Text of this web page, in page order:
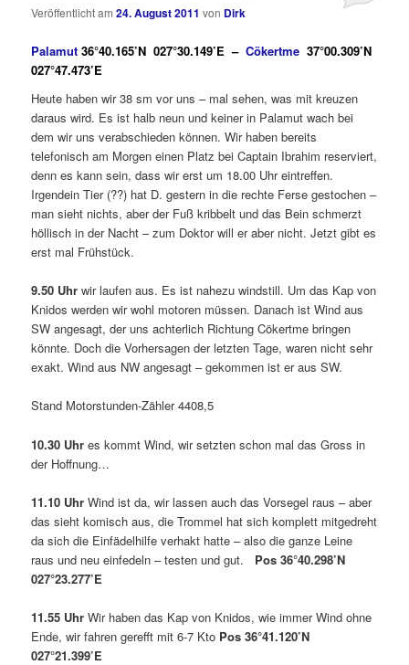
Veröffentlicht am24. August 2011 von Dirk
Palamut 36°40.165’N 027°30.149’E – Cökertme 37°00.309’N
027°47.473’E
Heute haben wir 38 sm vor uns – mal sehen, was mit kreuzen
daraus wird. Es ist halb neun und keiner in Palamut wach bei
dem wir uns verabschieden können. Wir haben bereits
telefonisch am Morgen einen Platz bei Captain Ibrahim reserviert,
denn es kann sein, dass wir erst um 18.00 Uhr eintreffen.
Irgendein Tier (??) hat D. gestern in die rechte Ferse gestochen –
man sieht nichts, aber der Fuß kribbelt und das Bein schmerzt
höllisch in der Nacht – zum Doktor will er aber nicht. Jetzt gibt es
erst mal Frühstück.
9.50 Uhr wir laufen aus. Es ist nahezu windstill. Um das Kap von
Knidos werden wir wohl motoren müssen. Danach ist Wind aus
SW angesagt, der uns achterlich Richtung Cökertme bringen
könnte. Doch die Vorhersagen der letzten Tage, waren nicht sehr
exakt. Wind aus NW angesagt – gekommen ist er aus SW.
Stand Motorstunden-Zähler 4408,5
10.30 Uhr es kommt Wind, wir setzten schon mal das Gross in
der Hoffnung…
11.10 Uhr Wind ist da, wir lassen auch das Vorsegel raus – aber
das sieht komisch aus, die Trommel hat sich komplett mitgedreht
da sich die Einfädelhilfe verhakt hatte – also die ganze Leine
raus und neu einfedeln – testen und gut. Pos 36°40.298’N
027°23.277’E
11.55 UhrWir haben das Kap von Knidos, wie immer Wind ohne
Ende, wir fahren gerefft mit 6-7 Kto Pos 36°41.120’N
027°21.399’E